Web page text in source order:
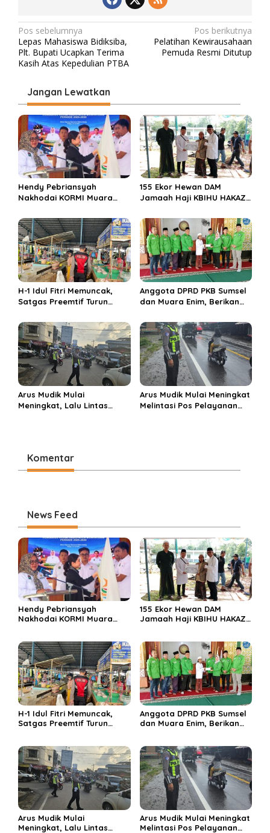
N
a
v
g
a
s
i
p
o
s
Pos sebelumnya
Lepas Mahasiswa Bidiksiba,
Plt. Bupati Ucapkan Terima
Kasih Atas Kepedulian PTBA
Pos berikutnya
Pelatihan Kewirausahaan
Pemuda Resmi Ditutup
Jangan Lewatkan
Hendy Pebriansyah
Nakhodai KORMI Muara
155 Ekor Hewan DAM
Jamaah Haji KBIHU HAKAZA
Miftahul Huda Muara Enim
H-1 Idul Fitri Memuncak,
Satgas Preemtif Turun
Perbelanjaan Muara Enim
Anggota DPRD PKB Sumsel
dan Muara Enim, Berikan
di Ponpes Miftahul Huda
Arus Mudik Mulai
Meningkat, Lalu Lintas
Arus Mudik Mulai Meningkat
Melintasi Pos Pelayanan
Komentar
News Feed
Hendy Pebriansyah
Nakhodai KORMI Muara
155 Ekor Hewan DAM
Jamaah Haji KBIHU HAKAZA
H-1 Idul Fitri Memuncak,
Satgas Preemtif Turun
Anggota DPRD PKB Sumsel
dan Muara Enim, Berikan
Arus Mudik Mulai
Meningkat, Lalu Lintas
Arus Mudik Mulai Meningkat
Melintasi Pos Pelayanan